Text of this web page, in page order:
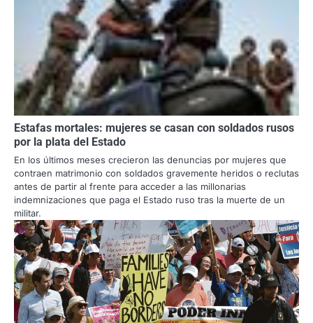
Estafas mortales: mujeres se casan con soldados rusos
por la plata del Estado
En los últimos meses crecieron las denuncias por mujeres que
contraen matrimonio con soldados gravemente heridos o reclutas
antes de partir al frente para acceder a las millonarias
indemnizaciones que paga el Estado ruso tras la muerte de un
militar.